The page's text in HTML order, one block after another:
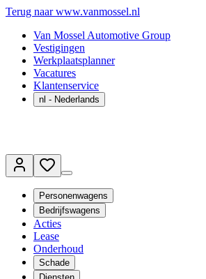
Terug naar www.vanmossel.nl
Van Mossel Automotive Group
Vestigingen
Werkplaatsplanner
Vacatures
Klantenservice
nl - Nederlands
Personenwagens
Bedrijfswagens
Acties
Lease
Onderhoud
Schade